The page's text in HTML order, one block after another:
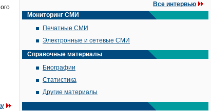
Все интервью
Мониторинг СМИ
Печатные СМИ
Электронные и сетевые СМИ
Справочные материалы
Биографии
Статистика
Другие материалы